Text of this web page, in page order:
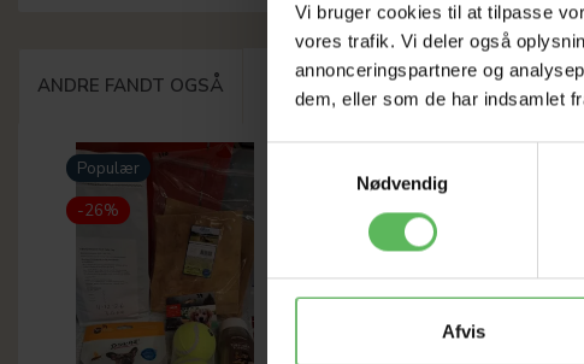
Vi bruger cookies til at tilpasse
vores trafik. Vi deler også
annonceringspartnere og
dem, eller som de har indsamlet
Nødvendig
Afvis
ANDRE FANDT OGSÅ
Populær
-26%
-26%